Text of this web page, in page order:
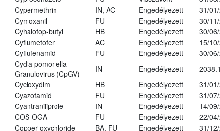
Cypermethrin
IN, AC Engedélyezett
31/
Cymoxanil
FU Engedélyezett
30/
Cyhalofop-butyl
HB Engedélyezett
30/
Cyflumetofen
AC Engedélyezett
15/
Cyflufenamid
FU Engedélyezett
30/
Cydia pomonella
Granulovirus (CpGV)
IN Engedélyezett
Cycloxydim
HB Engedélyezett
31/
Cyazofamid
FU Engedélyezett
31/
Cyantraniliprole
IN Engedélyezett
14/
COS-OGA
FU Engedélyezett
22/
Copper oxychloride
BA, FU Engedélyezett
31/